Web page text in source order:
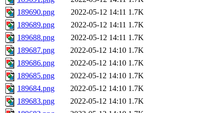
189690.png
2022-05-12 14:11 1.7K
189689.png
2022-05-12 14:11 1.7K
189688.png
2022-05-12 14:11 1.7K
189687.png
2022-05-12 14:10 1.7K
189686.png
2022-05-12 14:10 1.7K
189685.png
2022-05-12 14:10 1.7K
189684.png
2022-05-12 14:10 1.7K
189683.png
2022-05-12 14:10 1.7K